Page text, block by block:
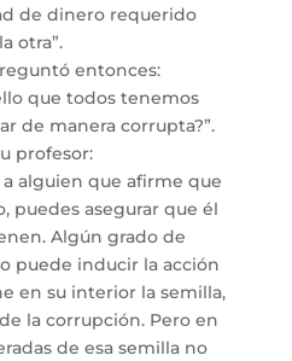
de dinero requerido
otra”.
entonces:
que todos tenemos
de manera corrupta?”.
profesor:
alguien que afirme que
puedes asegurar que él
Algún grado de
puede inducir la acción
en su interior la semilla,
la corrupción. Pero en
de esa semilla no